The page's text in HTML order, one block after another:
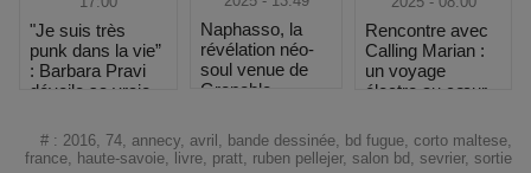
"Je suis très
punk dans la vie”
: Barbara Pravi
dévoile sa vraie
Printemps de
Bourges
Naphasso, la
révélation néo-
soul venue de
Grenoble
Rencontre avec
Calling Marian :
un voyage
électro au cœur
# : 2016 74 annecy avril bande dessinée bd fugue corto maltese
france haute-savoie livre pratt ruben pellejer, salon bd sevrier, sortie